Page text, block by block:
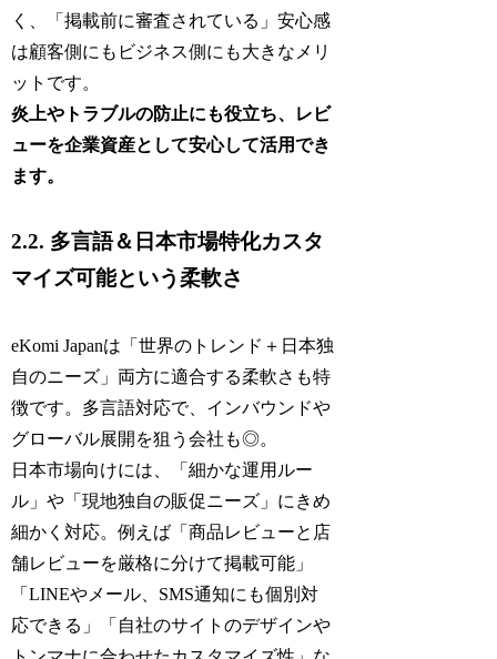
く、「掲載前に審査されている」安心感
は顧客側にもビジネス側にも大きなメリ
ットです。
炎上やトラブルの防止にも役立ち、レビ
ューを企業資産として安心して活用でき
ます。
2.2. 多言語＆日本市場特化カスタ
マイズ可能という柔軟さ
eKomi Japanは「世界のトレンド＋日本独
自のニーズ」両方に適合する柔軟さも特
徴です。多言語対応で、インバウンドや
グローバル展開を狙う会社も◎。
日本市場向けには、「細かな運用ルー
ル」や「現地独自の販促ニーズ」にきめ
細かく対応。例えば「商品レビューと店
舗レビューを厳格に分けて掲載可能」
「LINEやメール、SMS通知にも個別対
応できる」「自社のサイトのデザインや